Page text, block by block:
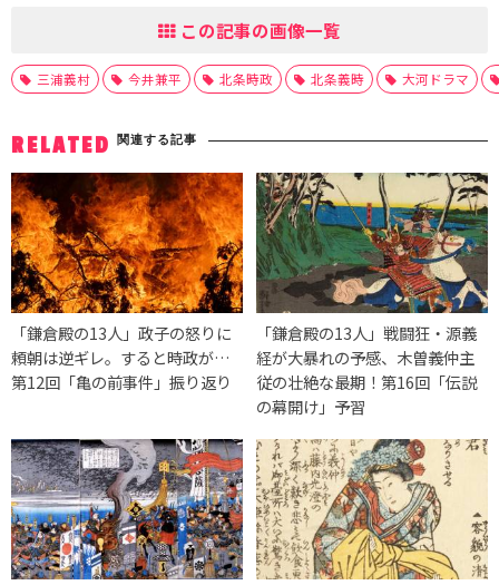
この記事の画像一覧
三浦義村 今井兼平 北条時政 北条義時 大河ドラマ
RELATED 関連する記事
「鎌倉殿の13人」政子の怒りに
頼朝は逆ギレ。すると時政が…
第12回「亀の前事件」振り返り
「鎌倉殿の13人」戦闘狂・源義
経が大暴れの予感、木曽義仲主
従の壮絶な最期！第16回「伝説
の幕開け」予習